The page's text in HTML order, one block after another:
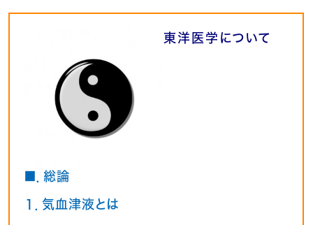
東洋医学について
■．総論
１．気血津液とは